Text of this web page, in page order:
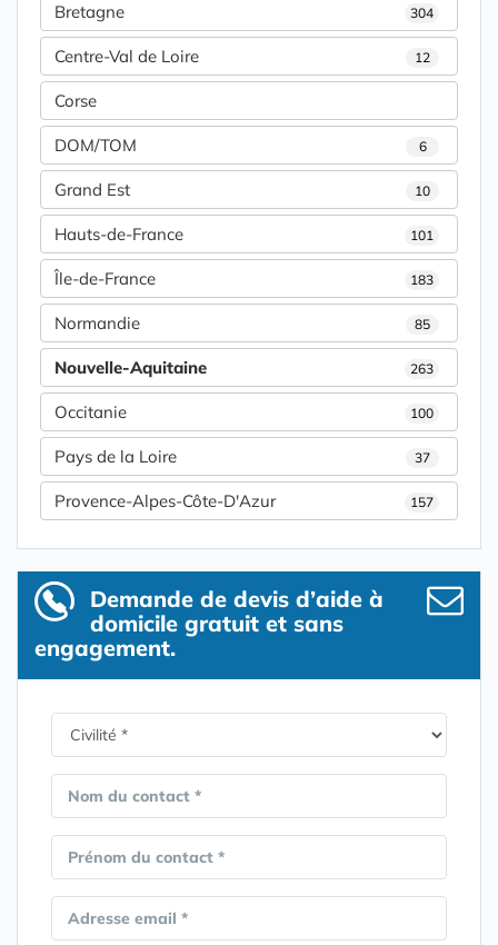
Bretagne 304
Centre-Val de Loire 12
Corse
DOM/TOM 6
Grand Est 10
Hauts-de-France 101
Île-de-France 183
Normandie 85
Nouvelle-Aquitaine 263
Occitanie 100
Pays de la Loire 37
Provence-Alpes-Côte-D'Azur 157
Demande de devis d’aide à
domicile gratuit et sans
engagement.
Nom du contact *
Prénom du contact *
Adresse email *